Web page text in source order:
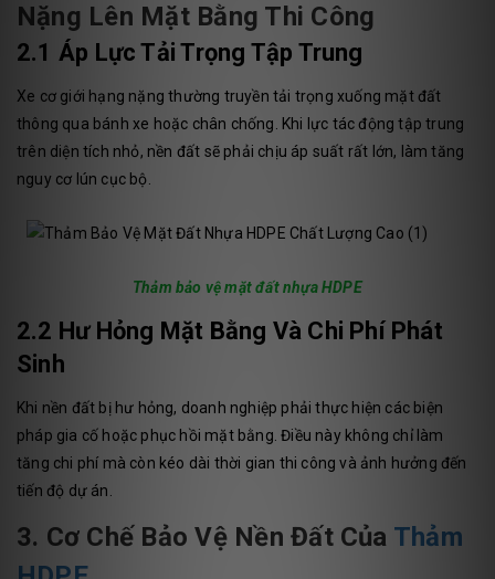
Nặng Lên Mặt Bằng Thi Công
2.1 Áp Lực Tải Trọng Tập Trung
Xe cơ giới hạng nặng thường truyền tải trọng xuống mặt đất
thông qua bánh xe hoặc chân chống. Khi lực tác động tập trung
trên diện tích nhỏ, nền đất sẽ phải chịu áp suất rất lớn, làm tăng
nguy cơ lún cục bộ.
Thảm bảo vệ mặt đất nhựa HDPE
2.2 Hư Hỏng Mặt Bằng Và Chi Phí Phát
Sinh
Khi nền đất bị hư hỏng, doanh nghiệp phải thực hiện các biện
pháp gia cố hoặc phục hồi mặt bằng. Điều này không chỉ làm
tăng chi phí mà còn kéo dài thời gian thi công và ảnh hưởng đến
tiến độ dự án.
3. Cơ Chế Bảo Vệ Nền Đất Của Thảm